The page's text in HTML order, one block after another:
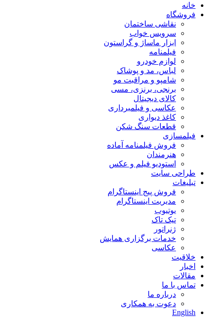
خانه
فروشگاه
نقاشی ساختمان
سرویس خواب
ابزار ماساژ و گراستون
فیلمنامه
لوازم خودرو
لباس، مد و پوشاک
شامپو و مراقبت مو
برنجی، برنزی، مسی
کالای دیجیتال
عکاسی و فیلمبرداری
کاغذ دیواری
قطعات سنگ شکن
فیلمسازی
فروش فیلمنامه آماده
هنرمندان
استودیو فیلم و عکس
طراحی سایت
تبلیغات
فروش پیج اینستاگرام
مدیریت اینستاگرام
یوتیوب
تیک تاک
ژنراتور
خدمات برگزاری همایش
عکاسی
خلاقیت
اخبار
مقالات
تماس با ما
درباره ما
دعوت به همکاری
English